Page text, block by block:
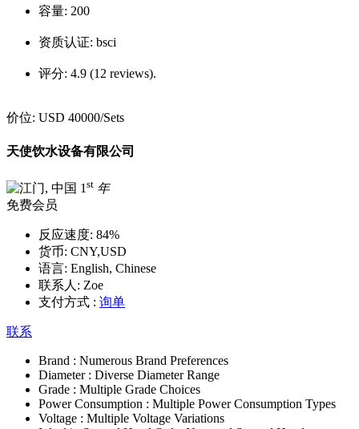
容量: 200
资质认证: bsci
评分: 4.9 (12 reviews).
价位: USD 40000/Sets
天使饮水设备有限公司
1 st 年
免费会员
反应速度: 84%
货币: CNY,USD
语言: English, Chinese
联系人: Zoe
支付方式 : 询单
联系
Brand : Numerous Brand Preferences
Diameter : Diverse Diameter Range
Grade : Multiple Grade Choices
Power Consumption : Multiple Power Consumption Types
Voltage : Multiple Voltage Variations